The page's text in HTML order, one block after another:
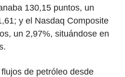
130,15 puntos, un
y el Nasdaq Composite
un 2,97%, situándose en
de petróleo desde